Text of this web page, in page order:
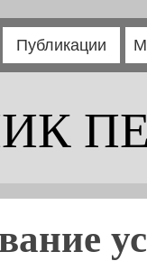
Публикации